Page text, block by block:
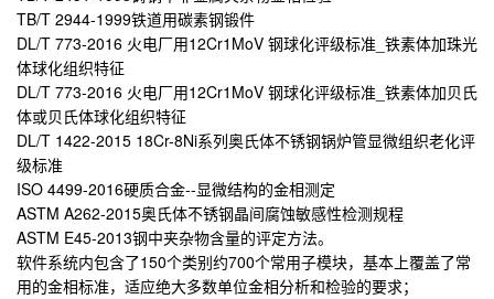
TB/T 2944-1999铁道用碳素钢锻件
DL/T 773-2016 火电厂用12Cr1MoV 钢球化评级标准_铁素体加珠光
体球化组织特征
DL/T 773-2016 火电厂用12Cr1MoV 钢球化评级标准_铁素体加贝氏
体或贝氏体球化组织特征
DL/T 1422-2015 18Cr-8Ni系列奥氏体不锈钢锅炉管显微组织老化评
级标准
ISO 4499-2016硬质合金--显微结构的金相测定
ASTM A262-2015奥氏体不锈钢晶间腐蚀敏感性检测规程
ASTM E45-2013钢中夹杂物含量的评定方法。
软件系统内包含了150个类别约700个常用子模块，基本上覆盖了常
用的金相标准，适应绝大多数单位金相分析和检验的要求；